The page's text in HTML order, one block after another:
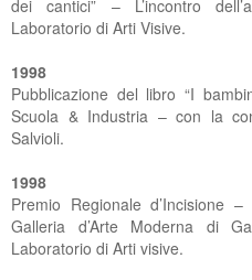
dei cantici” – L’incontro
Laboratorio di Arti Visive.
1998
Pubblicazione del libro “I
Scuola & Industria – con la
Salvioli.
1998
Premio Regionale d’Incisione
Galleria d’Arte Moderna di
Laboratorio di Arti visive.